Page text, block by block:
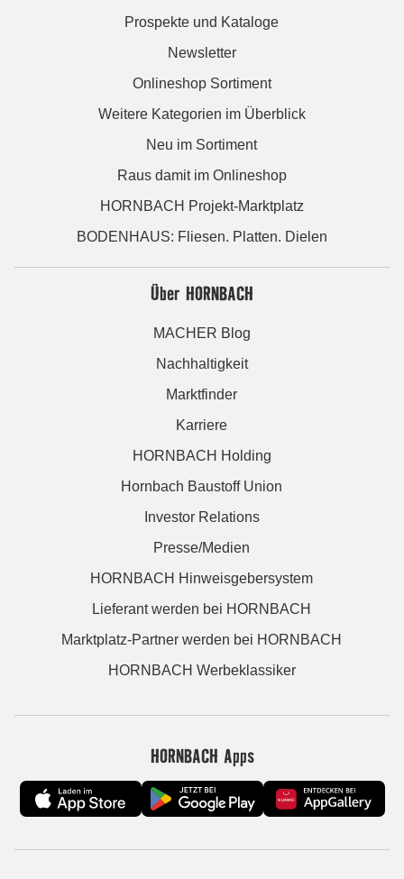
Prospekte und Kataloge
Newsletter
Onlineshop Sortiment
Weitere Kategorien im Überblick
Neu im Sortiment
Raus damit im Onlineshop
HORNBACH Projekt-Marktplatz
BODENHAUS: Fliesen. Platten. Dielen
Über HORNBACH
MACHER Blog
Nachhaltigkeit
Marktfinder
Karriere
HORNBACH Holding
Hornbach Baustoff Union
Investor Relations
Presse/Medien
HORNBACH Hinweisgebersystem
Lieferant werden bei HORNBACH
Marktplatz-Partner werden bei HORNBACH
HORNBACH Werbeklassiker
HORNBACH Apps